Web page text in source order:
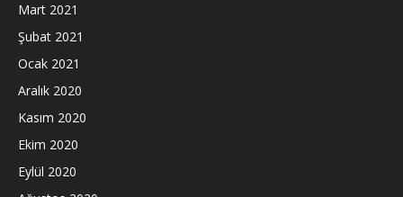
Mart 2021
Şubat 2021
Ocak 2021
Aralık 2020
Kasım 2020
Ekim 2020
Eylül 2020